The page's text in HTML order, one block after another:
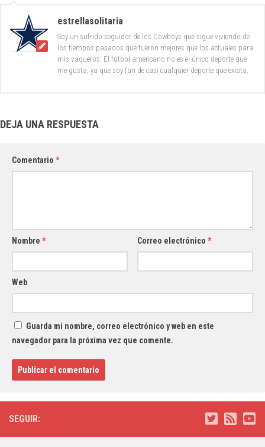
estrellasolitaria
Soy un sufrido seguidor de los Cowboys que sigue viviendo de
los tiempos pasados que fueron mejores que los actuales para
mis vaqueros. El fútbol americano no es el único deporte que
me gusta, ya que soy fan de casi cualquier deporte que exista.
DEJA UNA RESPUESTA
Comentario *
Nombre * Correo electrónico*
Web
Guarda mi nombre, correo electrónico y web en este
navegador para la próxima vez que comente.
SEGUIR: